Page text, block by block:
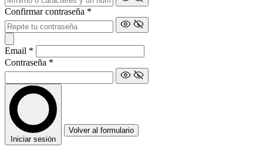
Confirmar contraseña *
Email *
Contraseña *
Iniciar sesión
Volver al formulario